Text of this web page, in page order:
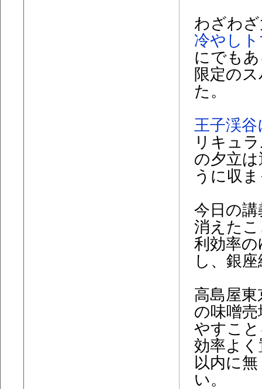
わざわ
冷やし
にでも
限定の
た。
王子渓
リキュ
の夕立
うに収
今日の
消えた
利効率
し、銀
高島屋
の味噌
やすこ
効率よ
以内に
い。